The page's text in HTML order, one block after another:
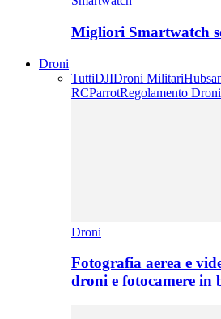
Migliori Smartwatch
Droni
TuttiDJIDroni Militari
RCParrotRegolamento Droni
Droni
Fotografia aerea e
droni e fotocamere in